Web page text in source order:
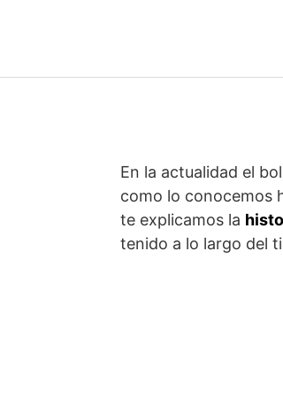
En la actualidad el
como lo conocemos
te explicamos la
tenido a lo largo del